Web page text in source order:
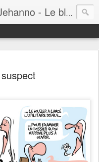
Le blog des bits - Pascal Jehanno - Le blog BD informatique